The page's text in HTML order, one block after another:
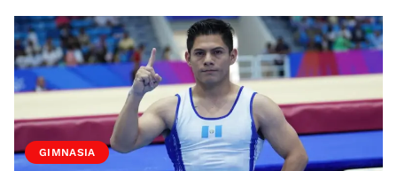
GIMNASIA